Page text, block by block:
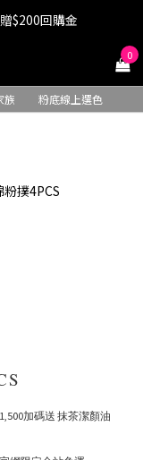
$200回購金
$200回購金
茶潔顏油15ml
$200回購金
0
族 粉底線上選色
加碼送 抹茶潔顏油